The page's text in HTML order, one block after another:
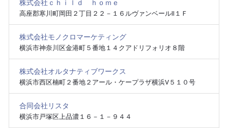
株式会社ｃｈｉｌｄ ｈｏｍｅ
高座郡寒川町岡田２丁目２２－１６ルヴァンベールⅡ１Ｆ
株式会社モノクロマーケティング
横浜市神奈川区金港町５番地１４クアドリフォリオ８階
株式会社オルタナティブワークス
横浜市西区楠町２番地２アール・ケープラザ横浜Ⅴ５１０号
合同会社リスタ
横浜市戸塚区上品濃１６－１－９４４